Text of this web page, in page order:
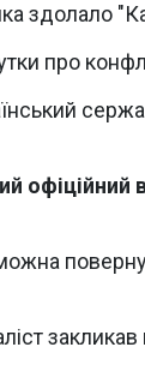
здолало
про
офіційний
закликав